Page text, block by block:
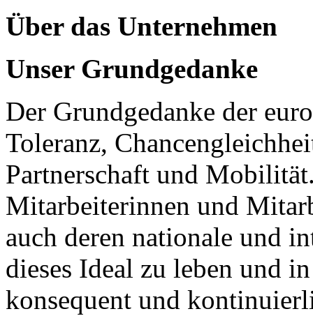
Über das Unternehmen
Unser Grundgedanke
Der Grundgedanke der
Toleranz,
Partnerschaft und
Mitarbeiterinnen und
auch deren nationale und
dieses Ideal zu leben und
konsequent und